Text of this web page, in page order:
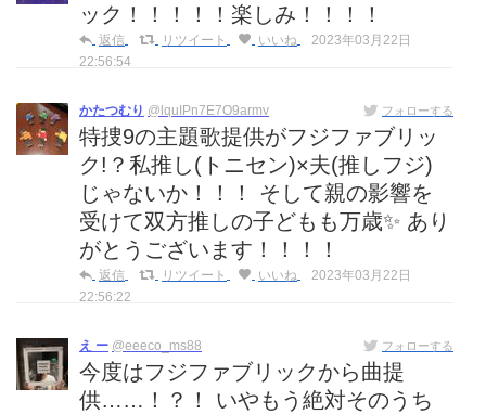
ック！！！！！楽しみ！！！！
返信 リツイート いいね
2023年03月22日
22:56:54
かたつむり @lquIPn7E7O9armv フォローする
特捜9の主題歌提供がフジファブリッ
ク!？私推し(トニセン)×夫(推しフジ)
じゃないか！！！ そして親の影響を
受けて双方推しの子どもも万歳✨ あり
がとうございます！！！！
返信 リツイート いいね
2023年03月22日
22:56:22
え ー @eeeco_ms88 フォローする
今度はフジファブリックから曲提
供……！？！ いやもう絶対そのうち